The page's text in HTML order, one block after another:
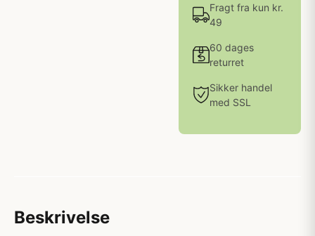
Fragt fra kun kr.
49
60 dages
returret
Sikker handel
med SSL
Beskrivelse